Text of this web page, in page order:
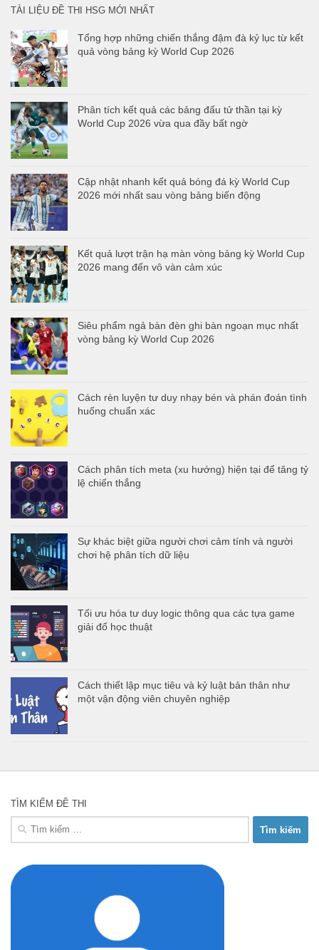
TÀI LIỆU ĐỀ THI HSG MỚI NHẤT
Tổng hợp những chiến thắng đậm đà kỷ lục từ kết
quả vòng bảng kỳ World Cup 2026
Phân tích kết quả các bảng đấu tử thần tại kỳ
World Cup 2026 vừa qua đầy bất ngờ
Cập nhật nhanh kết quả bóng đá kỳ World Cup
2026 mới nhất sau vòng bảng biến động
Kết quả lượt trận hạ màn vòng bảng kỳ World Cup
2026 mang đến vô vàn cảm xúc
Siêu phẩm ngả bàn đèn ghi bàn ngoạn mục nhất
vòng bảng kỳ World Cup 2026
Cách rèn luyện tư duy nhạy bén và phán đoán tình
huống chuẩn xác
Cách phân tích meta (xu hướng) hiện tại để tăng tỷ
lệ chiến thắng
Sự khác biệt giữa người chơi cảm tính và người
chơi hệ phân tích dữ liệu
Tối ưu hóa tư duy logic thông qua các tựa game
giải đố học thuật
Cách thiết lập mục tiêu và kỷ luật bản thân như
một vận động viên chuyên nghiệp
TÌM KIẾM ĐỀ THI
Tìm
kiếm